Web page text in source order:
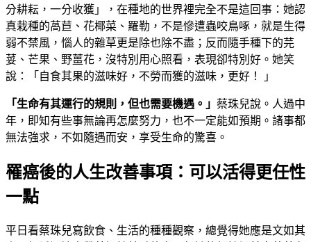
分耕耘，一分收獲」，在種地的世界裡完全不是這回事：她認
真栽種的萵苣、花椰菜、羅勒，不是慘遭蟲咬鳥啄，就是生得
弱不禁風，惱人的雜草更是除也除不盡；反而隨手種下的芫
荽、芒果、野薑花，沒特別用心照看，表現卻特別好。她笑
說：「自食其果的滋味好，不勞而獲的滋味，更好！ ｣
「生命有其運行的規則，但也需要機遇。 」 蔡珠兒說。人過中
年，即知有些事無論再怎麼努力，也不一定能如預期。諸事都
無法強求，不如隨遇而安，享受生命的驚喜。
罹癌後的人生改善事項：可以活得更任性
一點
平日看蔡珠兒寫飲食、生活的種種觀察，總覺得她應是文如其